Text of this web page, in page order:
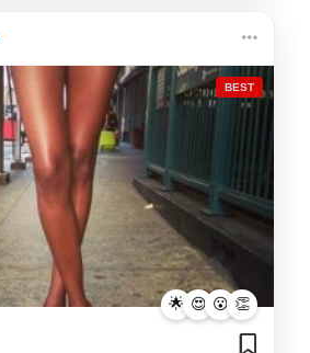
BEST
🌟 😍 😮 👏